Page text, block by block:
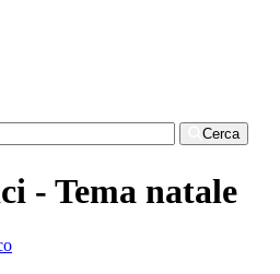
Cerca
- Tema natale